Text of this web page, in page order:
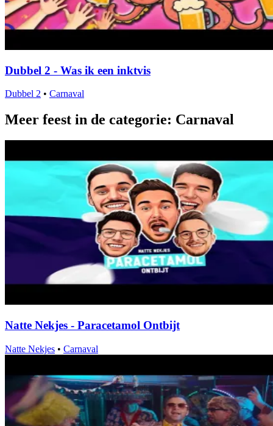
Dubbel 2 - Was ik een inktvis
Dubbel 2 • Carnaval
Meer feest in de categorie: Carnaval
Natte Nekjes - Paracetamol Ontbijt
Natte Nekjes • Carnaval